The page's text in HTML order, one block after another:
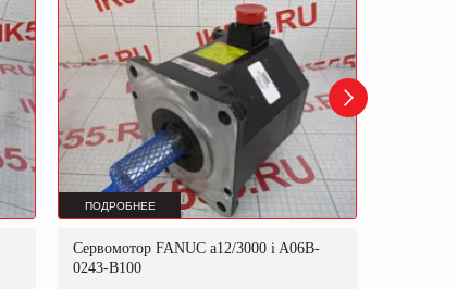
ПОДРОБНЕЕ
Сервомотор FANUC a12/3000 i A06B-
0243-B100